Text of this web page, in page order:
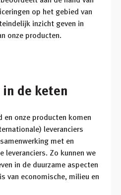
op het gebied van
inzicht geven in
onze producten.
de keten
onze producten komen
leveranciers
met en
leveranciers. Zo kunnen we
in de duurzame aspecten
van economische, milieu en